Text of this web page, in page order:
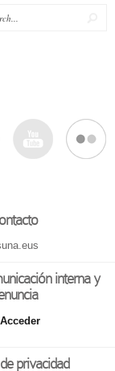
interna y
Acceder
privacidad